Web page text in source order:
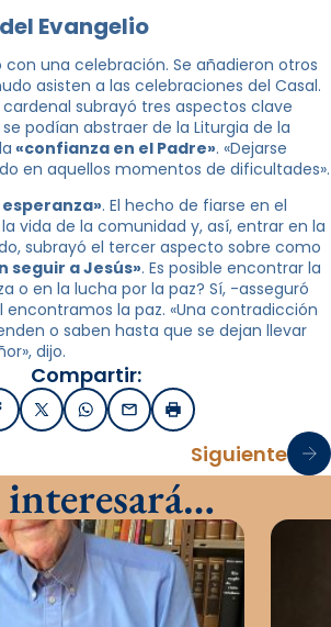
Evangelio
una celebración. Se añadieron otros
asisten a las celebraciones del Casal.
subrayó tres aspectos clave
podían abstraer de la Liturgia de la
«confianza en el Padre». «Dejarse
en aquellos momentos de dificultades».
esperanza». El hecho de fiarse en el
vida de la comunidad y, así, entrar en la
subrayó el tercer aspecto sobre como
seguir a Jesús». Es posible encontrar la
o en la lucha por la paz? Sí, -asseguró
encontramos la paz. «Una contradicción
o saben hasta que se dejan llevar
dijo.
Compartir:
X / TwitterWhatsApp
EmailImprimir
Siguiente
interesará…